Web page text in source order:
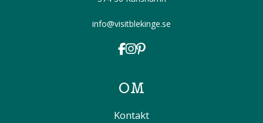
info@visitblekinge.se
OM
Kontakt